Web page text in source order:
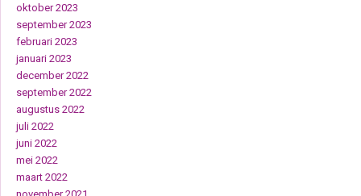
oktober 2023
september 2023
februari 2023
januari 2023
december 2022
september 2022
augustus 2022
juli 2022
juni 2022
mei 2022
maart 2022